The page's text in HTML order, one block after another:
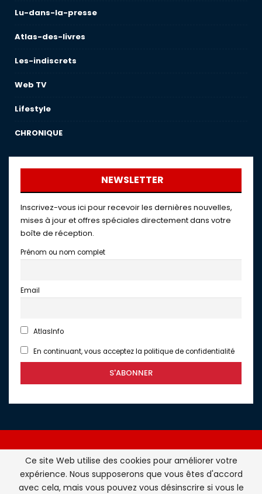
Lu-dans-la-presse
Atlas-des-livres
Les-indiscrets
Web TV
Lifestyle
CHRONIQUE
NEWSLETTER
Inscrivez-vous ici pour recevoir les dernières nouvelles,
mises à jour et offres spéciales directement dans votre
boîte de réception.
Prénom ou nom complet
Email
AtlasInfo
En continuant, vous acceptez la politique de confidentialité
Atlasinfo.fr : l'essentiel de l'actualité de la France et du
Maghreb © Tous Droits Réservés - Atlasinfo- 2026
Ce site Web utilise des cookies pour améliorer votre
expérience. Nous supposerons que vous êtes d'accord
avec cela, mais vous pouvez vous désinscrire si vous le